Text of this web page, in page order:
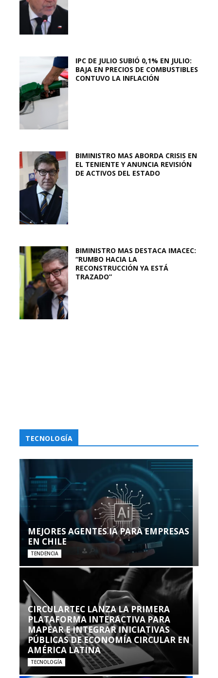
IPC DE JULIO SUBIÓ 0,1% EN JULIO:
BAJA EN PRECIOS DE COMBUSTIBLES
CONTUVO LA INFLACIÓN
BIMINISTRO MAS ABORDA CRISIS EN
EL TENIENTE Y ANUNCIA REVISIÓN
DE ACTIVOS DEL ESTADO
BIMINISTRO MAS DESTACA IMACEC:
“RUMBO HACIA LA
RECONSTRUCCIÓN YA ESTÁ
TRAZADO”
TECNOLOGÍA
MEJORES AGENTES IA PARA EMPRESAS
EN CHILE
TENDENCIA
CIRCULARTEC LANZA LA PRIMERA
PLATAFORMA INTERACTIVA PARA
MAPEAR E INTEGRAR INICIATIVAS
PÚBLICAS DE ECONOMÍA CIRCULAR EN
AMÉRICA LATINA
TECNOLOGÍA